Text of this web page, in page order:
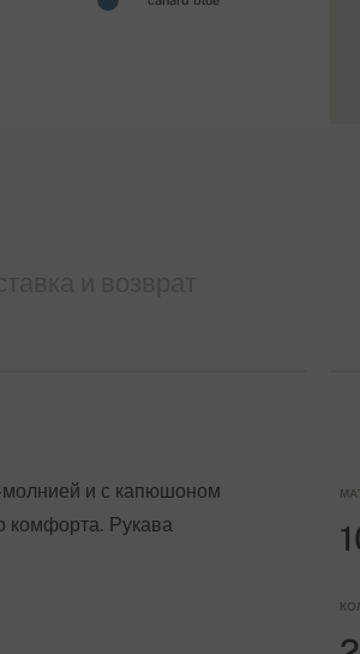
молнией и с капюшоном
комфорта. Рукава